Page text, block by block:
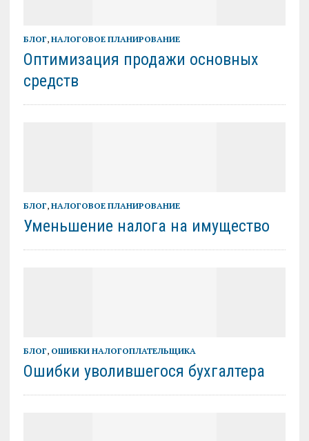
БЛОГ, НАЛОГОВОЕ ПЛАНИРОВАНИЕ
Оптимизация продажи основных
средств
БЛОГ, НАЛОГОВОЕ ПЛАНИРОВАНИЕ
Уменьшение налога на имущество
БЛОГ, ОШИБКИ НАЛОГОПЛАТЕЛЬЩИКА
Ошибки уволившегося бухгалтера